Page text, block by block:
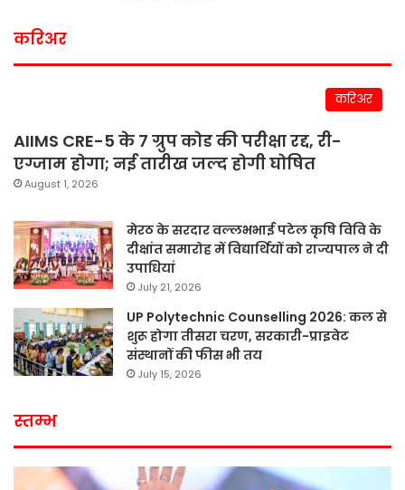
करिअर
करिअर
AIIMS CRE-5 के 7 ग्रुप कोड की परीक्षा रद्द, री-
एग्जाम होगा; नई तारीख जल्द होगी घोषित
August 1, 2026
मेरठ के सरदार वल्लभभाई पटेल कृषि विवि के
दीक्षांत समारोह में विद्यार्थियों को राज्यपाल ने दी
उपाधियां
July 21, 2026
UP Polytechnic Counselling 2026: कल से
शुरू होगा तीसरा चरण, सरकारी-प्राइवेट
संस्थानों की फीस भी तय
July 15, 2026
स्तम्भ